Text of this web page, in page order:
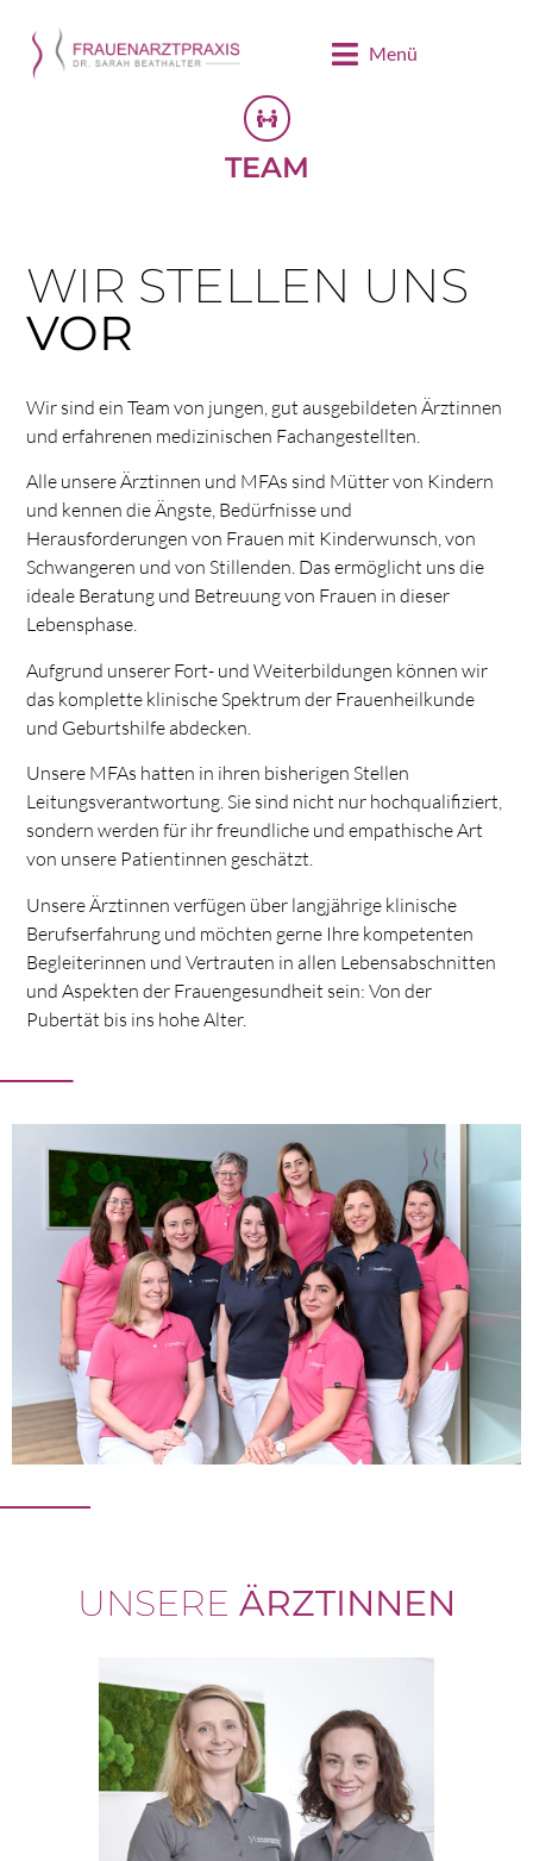
Menü
TEAM
WIR STELLEN UNS
VOR
Wir sind ein Team von jungen, gut ausgebildeten Ärztinnen
und erfahrenen medizinischen Fachangestellten.
Alle unsere Ärztinnen und MFAs sind Mütter von Kindern
und kennen die Ängste, Bedürfnisse und
Herausforderungen von Frauen mit Kinderwunsch, von
Schwangeren und von Stillenden. Das ermöglicht uns die
ideale Beratung und Betreuung von Frauen in dieser
Lebensphase.
Aufgrund unserer Fort- und Weiterbildungen können wir
das komplette klinische Spektrum der Frauenheilkunde
und Geburtshilfe abdecken.
Unsere MFAs hatten in ihren bisherigen Stellen
Leitungsverantwortung. Sie sind nicht nur hochqualifiziert,
sondern werden für ihr freundliche und empathische Art
von unsere Patientinnen geschätzt.
Unsere Ärztinnen verfügen über langjährige klinische
Berufserfahrung und möchten gerne Ihre kompetenten
Begleiterinnen und Vertrauten in allen Lebensabschnitten
und Aspekten der Frauengesundheit sein: Von der
Pubertät bis ins hohe Alter.
UNSERE ÄRZTINNEN